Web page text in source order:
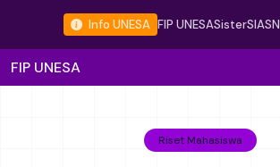
Info UNESA FIP UNESASisterSIASN
FIP UNESA
Riset Mahasiswa